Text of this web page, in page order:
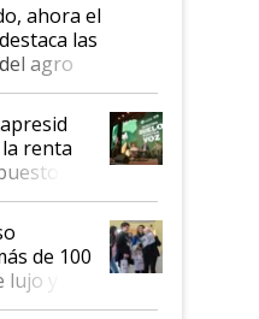
ahora el
las
agro
"Los veo
renta
50
de 100
y